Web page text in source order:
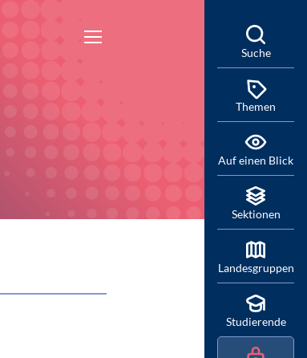
Suche
Themen
Auf einen Blick
Sektionen
Landesgruppen
Studierende